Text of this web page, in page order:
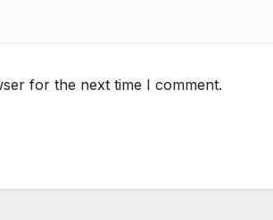
for the next time I comment.